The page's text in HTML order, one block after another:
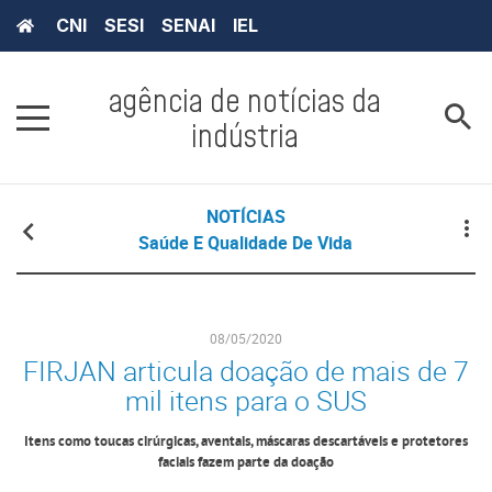
CNI SESI SENAI IEL
agência de notícias da
indústria
NOTÍCIAS
Saúde E Qualidade De Vida
08/05/2020
FIRJAN articula doação de mais de 7
mil itens para o SUS
Itens como toucas cirúrgicas, aventais, máscaras descartáveis e protetores
faciais fazem parte da doação